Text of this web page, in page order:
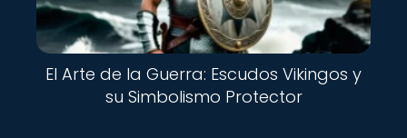
El Arte de la Guerra: Escudos Vikingos y
su Simbolismo Protector